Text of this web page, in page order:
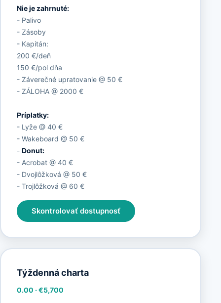
Nie je zahrnuté:
- Palivo
- Zásoby
- Kapitán:
200 €/deň
150 €/pol dňa
- Záverečné upratovanie @ 50 €
- ZÁLOHA @ 2000 €
Príplatky:
- Lyže @ 40 €
- Wakeboard @ 50 €
- Donut:
- Acrobat @ 40 €
- Dvojlôžková @ 50 €
- Trojlôžková @ 60 €
Skontrolovať dostupnosť
Týždenná charta
0.00 ·€5,700